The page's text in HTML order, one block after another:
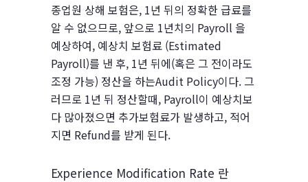
종업원 상해 보험은, 1년 뒤의 정확한 급료를
알 수 없으므로, 앞으로 1년치의 Payroll 을
예상하여, 예상치 보험료 (Estimated
Payroll)를 낸 후, 1년 뒤에(혹은 그 전이라도
조정 가능) 정산을 하는Audit Policy이다. 그
러므로 1년 뒤 정산할때, Payroll이 예상치보
다 많아졌으면 추가보험료가 발생하고, 적어
지면 Refund를 받게 된다.
Experience Modification Rate 란